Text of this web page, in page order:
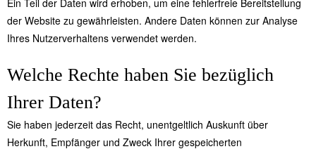
Ein Teil der Daten wird erhoben, um eine fehlerfreie Bereitstellung
der Website zu gewährleisten. Andere Daten können zur Analyse
Ihres Nutzerverhaltens verwendet werden.
Welche Rechte haben Sie bezüglich
Ihrer Daten?
Sie haben jederzeit das Recht, unentgeltlich Auskunft über
Herkunft, Empfänger und Zweck Ihrer gespeicherten